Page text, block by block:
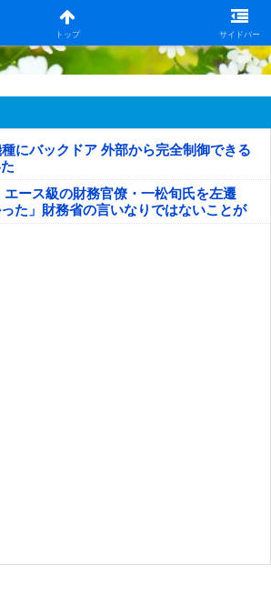
トップ サイドバー
ース録
にバックドア 外部から完全制御できる
エース級の財務官僚・一松旬氏を左遷
った」財務省の言いなりではないことが